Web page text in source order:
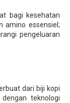
bagi kesehatan
amino essensiel;
pengeluaran
dari biji kopi
teknologi